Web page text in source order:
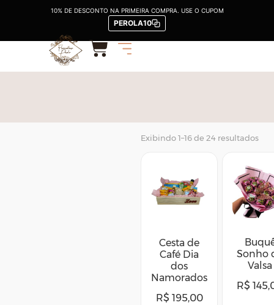
10% DE DESCONTO NA PRIMEIRA COMPRA. USE O CUPOM
PEROLA10
CESTAS
Exibindo 1–16 de 24 resultados
Cesta de
Café Dia
dos
Namorados
R$ 195,00
Sonho
Valsa
R$